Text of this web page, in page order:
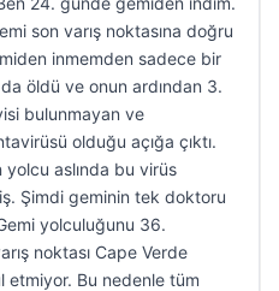
son varış noktasına doğru
inmemden sadece bir
öldü ve onun ardından 3.
bulunmayan ve
olduğu açığa çıktı.
yolcu aslında bu virüs
Şimdi geminin tek doktoru
yolculuğunu 36.
noktası Cape Verde
Bu nedenle tüm